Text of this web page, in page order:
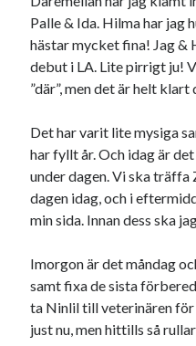
Senaste inläggen
KODEN ÄR KNÄCKT
UPPTÄCKSFÄRD
VI TRÄNAR VIDARE!
MYCKET FLUGOR
Allmänt(997)
Extrahästar (58)
Hållidej
Palle & Ida. Hilma har jag
hästar mycket fina! Jag &
debut i LA. Lite pirrigt ju!
”där”, men det är helt
Det har varit lite mysiga
har fyllt år. Och idag är
under dagen. Vi ska
dagen idag, och i
min sida. Innan dess ska
Imorgon är det måndag
samt fixa de sista
ta Ninlil till veterinären
just nu, men hittills så